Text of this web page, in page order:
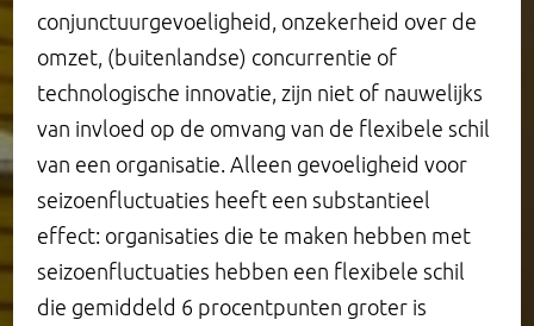
conjunctuurgevoeligheid, onzekerheid over de
omzet, (buitenlandse) concurrentie of
technologische innovatie, zijn niet of nauwelijks
van invloed op de omvang van de flexibele schil
van een organisatie. Alleen gevoeligheid voor
seizoenfluctuaties heeft een substantieel
effect: organisaties die te maken hebben met
seizoenfluctuaties hebben een flexibele schil
die gemiddeld 6 procentpunten groter is